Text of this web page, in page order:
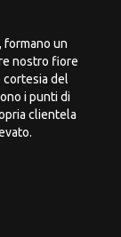
formano un
nostro fiore
cortesia del
i punti di
clientela